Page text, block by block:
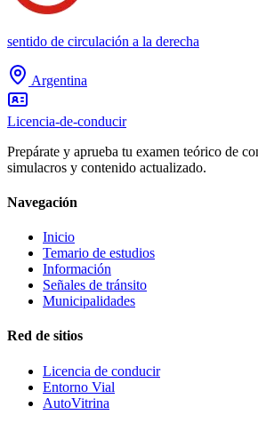
sentido de circulación a la derecha
Argentina
Licencia-de-conducir
Prepárate y aprueba tu examen teórico de
simulacros y contenido actualizado.
Navegación
Inicio
Temario de estudios
Información
Señales de tránsito
Municipalidades
Red de sitios
Licencia de conducir
Entorno Vial
AutoVitrina